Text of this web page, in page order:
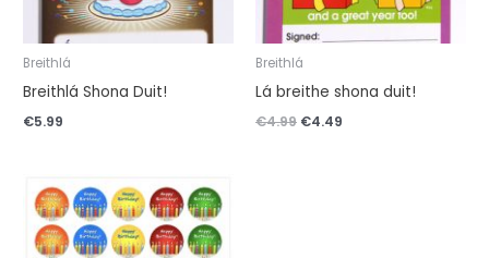
Breithlá
Breithlá Shona Duit!
€5.99
Breithlá
Lá breithe shona duit!
€4.99 €4.49